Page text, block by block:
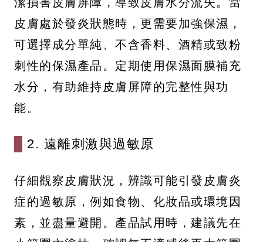
皮膚處於發炎狀態時，更需要加強保濕，
可選擇成分單純、不含香料、酒精或致粉
刺性的保濕產品。定期使用保濕面膜補充
水分，有助維持皮膚屏障的完整性與功
能。
2. 遠離刺激與過敏原
仔細觀察皮膚狀況，辨識可能引發皮膚炎
症的過敏原，例如食物、化妝品或環境因
素，並盡量避開。產品試用時，建議先在